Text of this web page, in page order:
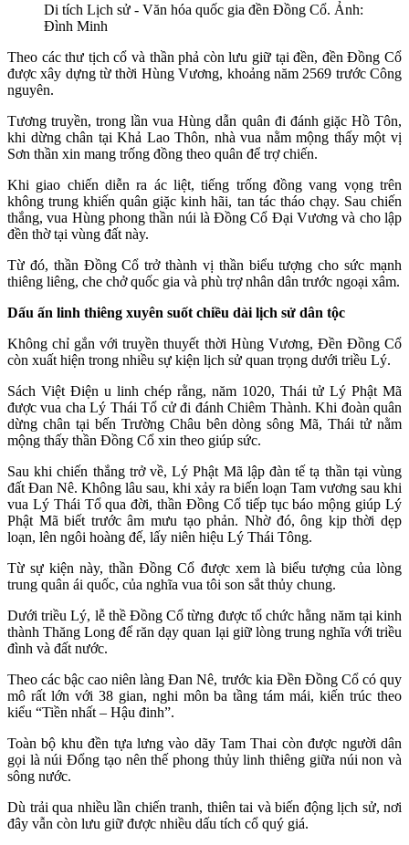
Di tích Lịch sử - Văn hóa quốc gia đền Đồng Cổ. Ảnh:
Đình Minh
Theo các thư tịch cổ và thần phả còn lưu giữ tại đền, đền Đồng Cổ
được xây dựng từ thời Hùng Vương, khoảng năm 2569 trước Công
nguyên.
Tương truyền, trong lần vua Hùng dẫn quân đi đánh giặc Hồ Tôn,
khi dừng chân tại Khả Lao Thôn, nhà vua nằm mộng thấy một vị
Sơn thần xin mang trống đồng theo quân để trợ chiến.
Khi giao chiến diễn ra ác liệt, tiếng trống đồng vang vọng trên
không trung khiến quân giặc kinh hãi, tan tác tháo chạy. Sau chiến
thắng, vua Hùng phong thần núi là Đồng Cổ Đại Vương và cho lập
đền thờ tại vùng đất này.
Từ đó, thần Đồng Cổ trở thành vị thần biểu tượng cho sức mạnh
thiêng liêng, che chở quốc gia và phù trợ nhân dân trước ngoại xâm.
Dấu ấn linh thiêng xuyên suốt chiều dài lịch sử dân tộc
Không chỉ gắn với truyền thuyết thời Hùng Vương, Đền Đồng Cổ
còn xuất hiện trong nhiều sự kiện lịch sử quan trọng dưới triều Lý.
Sách Việt Điện u linh chép rằng, năm 1020, Thái tử Lý Phật Mã
được vua cha Lý Thái Tổ cử đi đánh Chiêm Thành. Khi đoàn quân
dừng chân tại bến Trường Châu bên dòng sông Mã, Thái tử nằm
mộng thấy thần Đồng Cổ xin theo giúp sức.
Sau khi chiến thắng trở về, Lý Phật Mã lập đàn tế tạ thần tại vùng
đất Đan Nê. Không lâu sau, khi xảy ra biến loạn Tam vương sau khi
vua Lý Thái Tổ qua đời, thần Đồng Cổ tiếp tục báo mộng giúp Lý
Phật Mã biết trước âm mưu tạo phản. Nhờ đó, ông kịp thời dẹp
loạn, lên ngôi hoàng đế, lấy niên hiệu Lý Thái Tông.
Từ sự kiện này, thần Đồng Cổ được xem là biểu tượng của lòng
trung quân ái quốc, của nghĩa vua tôi son sắt thủy chung.
Dưới triều Lý, lễ thề Đồng Cổ từng được tổ chức hằng năm tại kinh
thành Thăng Long để răn dạy quan lại giữ lòng trung nghĩa với triều
đình và đất nước.
Theo các bậc cao niên làng Đan Nê, trước kia Đền Đồng Cổ có quy
mô rất lớn với 38 gian, nghi môn ba tầng tám mái, kiến trúc theo
kiểu “Tiền nhất – Hậu đinh”.
Toàn bộ khu đền tựa lưng vào dãy Tam Thai còn được người dân
gọi là núi Đổng tạo nên thế phong thủy linh thiêng giữa núi non và
sông nước.
Dù trải qua nhiều lần chiến tranh, thiên tai và biến động lịch sử, nơi
đây vẫn còn lưu giữ được nhiều dấu tích cổ quý giá.